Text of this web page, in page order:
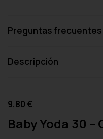
Preguntas frecuentes
Descripción
9,80€
Baby Yoda 30